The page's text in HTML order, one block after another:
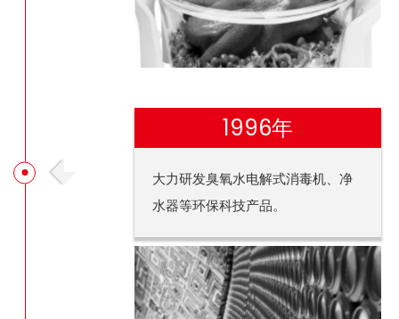
1996年
大力研发臭氧水电解式消毒机、净
水器等环保科技产品。